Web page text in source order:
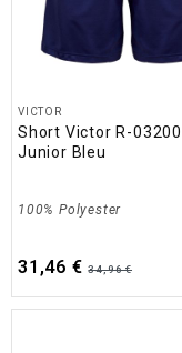
VICTOR
Short Victor R-03200
Junior Bleu
100% Polyester
31,46 € 34,96 €